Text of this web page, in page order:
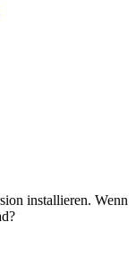
installieren. Wenn